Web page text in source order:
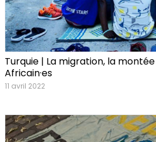
Turquie | La migration, la
Africain·es
11 avril 2022